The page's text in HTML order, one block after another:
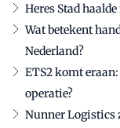
Heres Stad
Wat betekent
Nederland?
ETS2 komt
operatie?
Nunner Logistics